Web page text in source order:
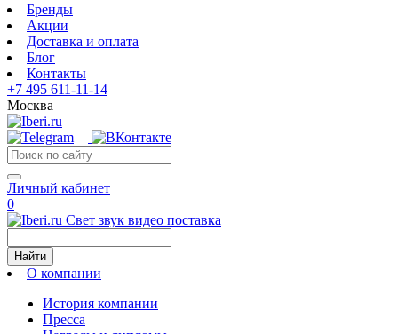
Бренды
Акции
Доставка и оплата
Блог
Контакты
+7 495 611-11-14
Москва
Личный кабинет
0
Свет звук видео поставка
Найти
О компании
История компании
Пресса